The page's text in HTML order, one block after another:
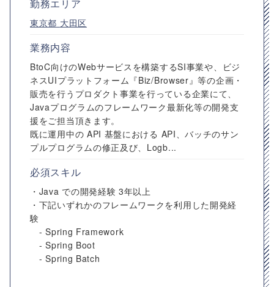
勤務エリア
東京都 大田区
業務内容
BtoC向けのWebサービスを構築するSI事業や、ビジ
ネスUIプラットフォーム『Biz/Browser』等の企画・
販売を行うプロダクト事業を行っている企業にて、
Javaプログラムのフレームワーク最新化等の開発支
援をご担当頂きます。
既に運用中の API 基盤における API、バッチのサン
プルプログラムの修正及び、Logb...
必須スキル
・Java での開発経験 3年以上
・下記いずれかのフレームワークを利用した開発経
験
- Spring Framework
- Spring Boot
- Spring Batch